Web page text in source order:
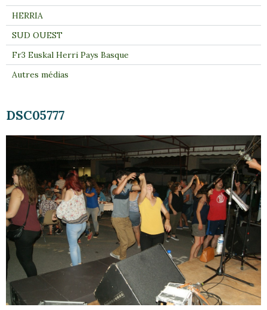
DSC05777
HERRIA
SUD OUEST
Fr3 Euskal Herri Pays Basque
Autres médias